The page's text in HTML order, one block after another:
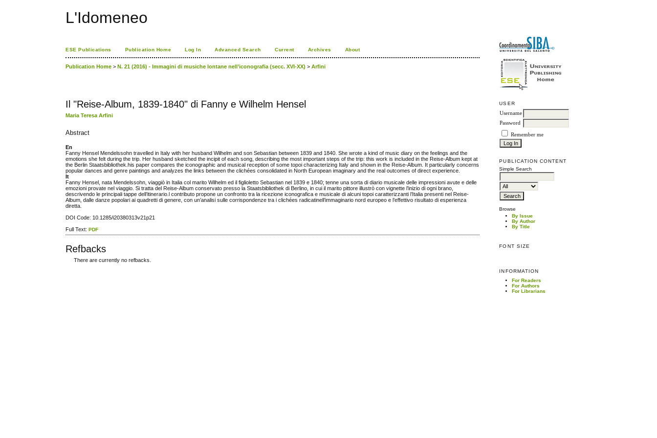
L'Idomeneo
USER
Username
Password
Remember me
PUBLICATION CONTENT
Simple Search
Browse
By Issue
By Author
By Title
FONT SIZE
INFORMATION
For Readers
For Authors
For Librarians
ESE Publications Publication Home Log In Advanced Search Current Archives About
Publication Home >N. 21 (2016) - Immagini di musiche lontane nell’iconografia (secc. XVI-XX) >Arfini
Il "Reise-Album, 1839-1840" di Fanny e Wilhelm Hensel
Maria Teresa Arfini
Abstract
En
Fanny Hensel Mendelssohn travelled in Italy with her husband Wilhelm and son Sebastian between 1839 and 1840. She wrote a kind of music diary on the feelings and the
emotions she felt during the trip. Her husband sketched the incipit of each song, describing the most important steps of the trip: this work is included in the Reise-Album kept at
the Berlin Staatsbibliothek.his paper compares the iconographic and musical reception of some topoi characterizing Italy and shown in the Reise-Album. It particularly concerns
popular dances and genre paintings and analyzes the links between the clichées consolidated in North European imaginary and the real outcomes of direct experience.
It
Fanny Hensel, nata Mendelssohn, viaggiò in Italia col marito Wilhelm ed il figlioletto Sebastian nel 1839 e 1840; tenne una sorta di diario musicale delle impressioni avute e delle
emozioni provate nel viaggio. Si tratta del Reise-Album conservato presso la Staatsbibliothek di Berlino, in cui il marito pittore illustrò con vignette l’inizio di ogni brano,
descrivendo le principali tappe dell’itinerario.l contributo propone un confronto tra la ricezione iconografica e musicale di alcuni topoi caratterizzanti l’Italia presenti nel Reise-
Album, dalle danze popolari ai quadretti di genere, con un’analisi sulle corrispondenze tra i clichées radicatinell’immaginario nord europeo e l’effettivo risultato di esperienza
diretta.
DOI Code: 10.1285/i20380313v21p21
Full Text:PDF
Refbacks
There are currently no refbacks.